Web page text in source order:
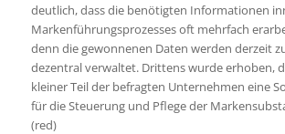
deutlich, dass die benötigten Informationen
Markenführungsprozesses oft mehrfach
denn die gewonnenen Daten werden derzeit
dezentral verwaltet. Drittens wurde erhoben,
kleiner Teil der befragten Unternehmen eine
für die Steuerung und Pflege der
(red)